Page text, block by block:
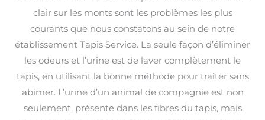
clair sur les monts sont les problèmes les plus
courants que nous constatons au sein de notre
établissement Tapis Service. La seule façon d’éliminer
les odeurs et l’urine est de laver complètement le
tapis, en utilisant la bonne méthode pour traiter sans
abimer. L’urine d’un animal de compagnie est non
seulement, présente dans les fibres du tapis, mais